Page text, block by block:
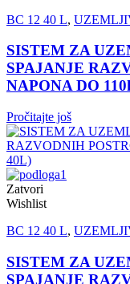
BC 12 40 L,
SISTEM ZA
SPAJANJE
NAPONA DO
Pročitajte još
Zatvori
Wishlist
BC 12 40 L,
SISTEM ZA
SPAJANJE